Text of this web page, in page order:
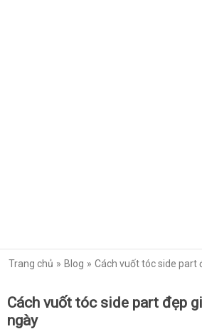
Trang chủ Blog Cách vuốt tóc side part
Cách vuốt tóc side part đẹp
ngày